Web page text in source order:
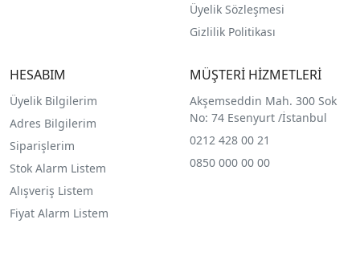
Üyelik Sözleşmesi
Gizlilik Politikası
HESABIM
Üyelik Bilgilerim
Adres Bilgilerim
Siparişlerim
Stok Alarm Listem
Alışveriş Listem
Fiyat Alarm Listem
MÜŞTERİ HİZMETLERİ
Akşemseddin Mah. 300 Sok
No: 74 Esenyurt /İstanbul
0212 428 00 21
0850 000 00 00